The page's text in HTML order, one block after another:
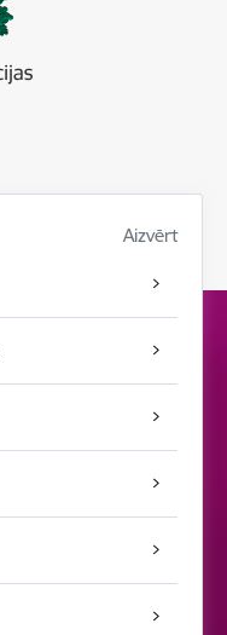
Aizvērt